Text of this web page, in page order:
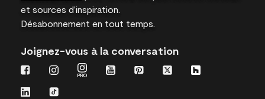
et sources d’inspiration.
Désabonnement en tout temps.
Joignez-vous à la conversation